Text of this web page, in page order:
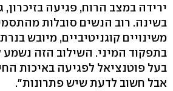
ירידה במצב הרוח, פגיעה בזיכרון,
בשינה. רוב הנשים סובלות
משינויים קוגניטיביים, מיובש
בתפקוד המיני. השילוב הזה
בעל פוטנציאל לפגיעה באיכות
אבל חשוב לדעת שיש פתרונות‭."‬